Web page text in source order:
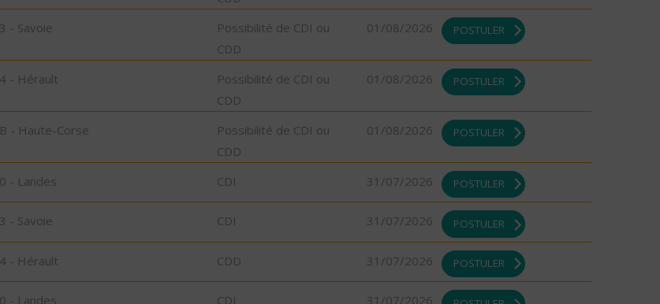
- Savoie
Possibilité de CDI ou
CDD
01/08/2026 POSTULER
- Hérault
Possibilité de CDI ou
CDD
01/08/2026 POSTULER
- Haute-Corse
Possibilité de CDI ou
CDD
01/08/2026 POSTULER
- Landes CDI 31/07/2026 POSTULER
- Savoie CDI 31/07/2026 POSTULER
- Hérault CDD 31/07/2026 POSTULER
- Landes CDI 31/07/2026